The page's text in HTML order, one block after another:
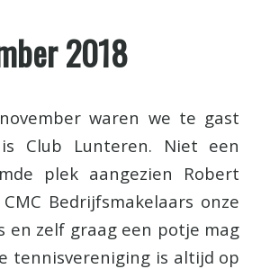
2018
waren we te gast
Club Lunteren. Niet een
plek aangezien Robert
Bedrijfsmakelaars onze
en zelf graag een potje mag
tennisvereniging is altijd op